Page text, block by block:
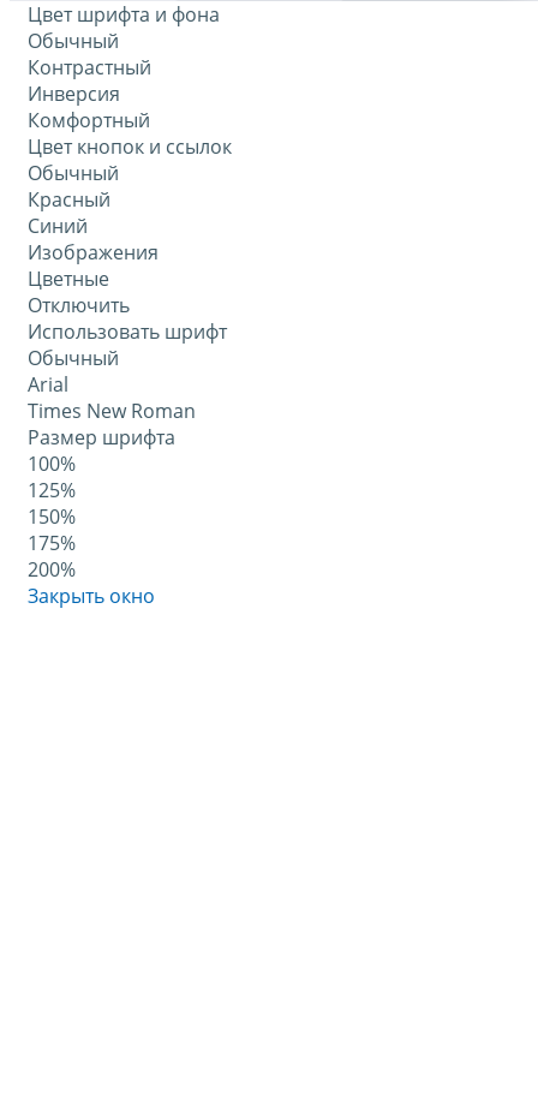
Цвет шрифта и фона
Обычный
Контрастный
Инверсия
Комфортный
Цвет кнопок и ссылок
Обычный
Красный
Синий
Изображения
Цветные
Отключить
Использовать шрифт
Обычный
Arial
Times New Roman
Размер шрифта
100%
125%
150%
175%
200%
Закрыть окно